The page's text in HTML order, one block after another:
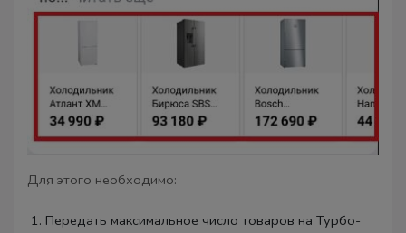
Для этого необходимо:
Передать максимальное число товаров на Турбо-